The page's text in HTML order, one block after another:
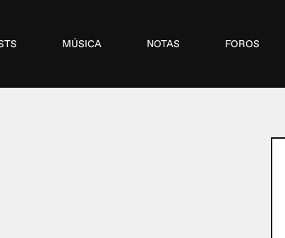
MÚSICA NOTAS FOROS